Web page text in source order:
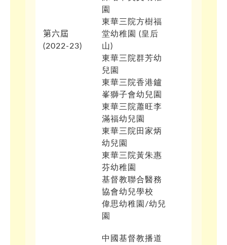
第六屆
(2022-23)
園
東華三院方樹福
堂幼稚園 (皇后
山)
東華三院群芳幼
兒園
東華三院香港鑪
峯獅子會幼兒園
東華三院蕭旺李
滿福幼兒園
東華三院田家炳
幼兒園
東華三院黃朱惠
芬幼稚園
基督教聯合醫務
協會幼兒學校
偉思幼稚園/幼兒
園
中國基督教播道